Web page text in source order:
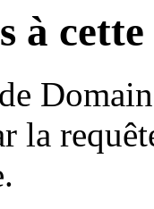
à
la